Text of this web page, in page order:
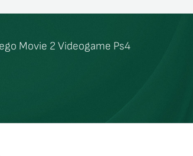
Movie 2 Videogame Ps4